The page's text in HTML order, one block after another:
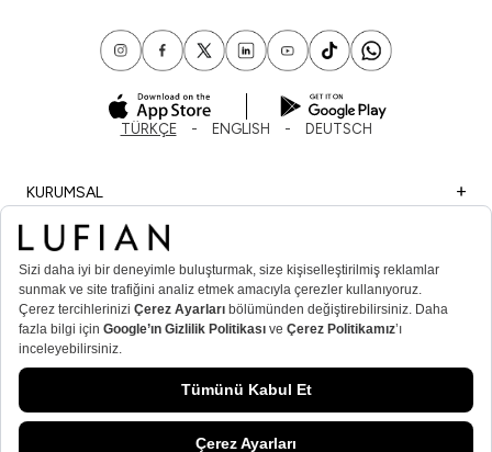
TÜRKÇE ENGLISH DEUTSCH
KURUMSAL
ALIŞVERİŞ
ÖNEMLİ BİLGİLER
ÜYE
ERKEK POPÜLER KATEGORİLER
KADIN POPÜLER KATEGORİLER
© Lufian.com 2026 Tüm Hakları Saklıdır